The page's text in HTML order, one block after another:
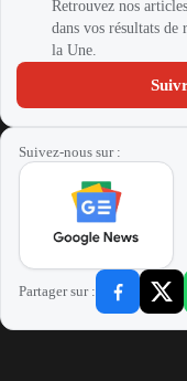
Retrouvez nos
dans vos résultats de
la Une.
Suivez-nous sur :
Partager sur :